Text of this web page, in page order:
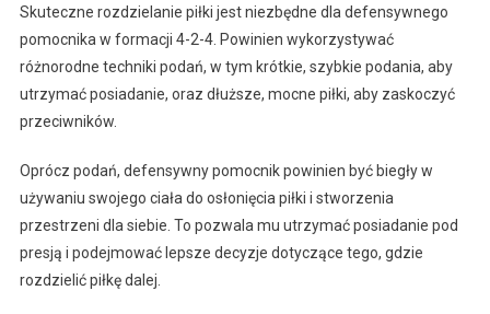
Skuteczne rozdzielanie piłki jest niezbędne dla defensywnego
pomocnika w formacji 4-2-4. Powinien wykorzystywać
różnorodne techniki podań, w tym krótkie, szybkie podania, aby
utrzymać posiadanie, oraz dłuższe, mocne piłki, aby zaskoczyć
przeciwników.
Oprócz podań, defensywny pomocnik powinien być biegły w
używaniu swojego ciała do osłonięcia piłki i stworzenia
przestrzeni dla siebie. To pozwala mu utrzymać posiadanie pod
presją i podejmować lepsze decyzje dotyczące tego, gdzie
rozdzielić piłkę dalej.